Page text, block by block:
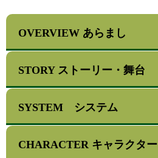
OVERVIEW あらまし
STORY ストーリー・舞台
SYSTEM システム
CHARACTER キャラクター